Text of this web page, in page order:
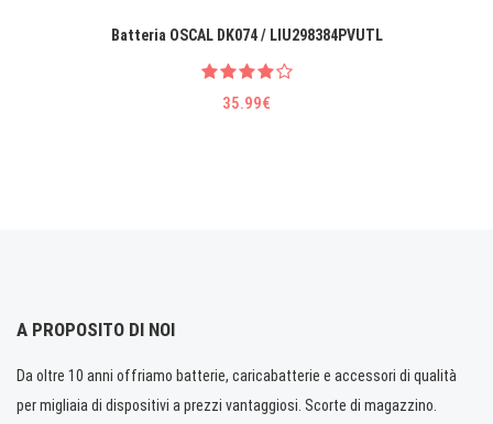
Batteria OSCAL DK074 / LIU298384PVUTL
35.99€
A PROPOSITO DI NOI
Da oltre 10 anni offriamo batterie, caricabatterie e accessori di qualità
per migliaia di dispositivi a prezzi vantaggiosi. Scorte di magazzino.